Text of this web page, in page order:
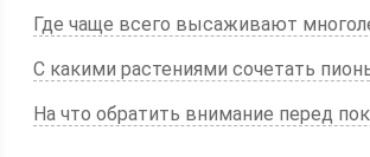
Где чаще всего высаживают
С какими растениями сочетать
На что обратить внимание перед